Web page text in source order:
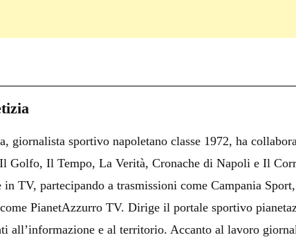
giornalista sportivo napoletano classe 1972, ha
Golfo, Il Tempo, La Verità, Cronache di Napoli e Il
TV, partecipando a trasmissioni come Campania
PianetAzzurro TV. Dirige il portale sportivo
all’informazione e al territorio. Accanto al lavoro